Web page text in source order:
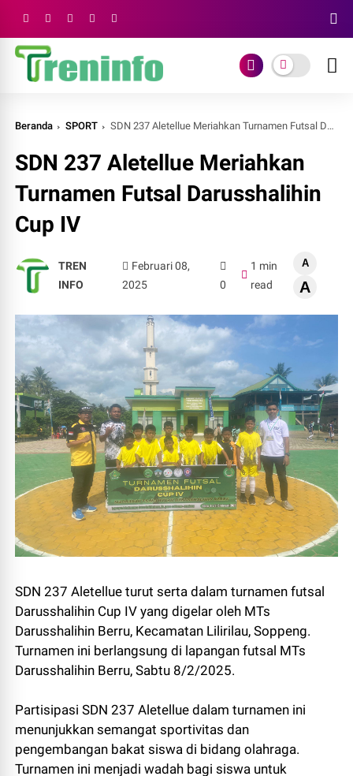
Beranda SPORT SDN 237 Aletellue Meriahkan Turnamen Futsal Darusshalihin Cup IV
SDN 237 Aletellue Meriahkan
Turnamen Futsal Darusshalihin
Cup IV
TREN
INFO
Februari 08,
2025
0
1 min
read
A
A
SDN 237 Aletellue turut serta dalam turnamen futsal
Darusshalihin Cup IV yang digelar oleh MTs
Darusshalihin Berru, Kecamatan Lilirilau, Soppeng.
Turnamen ini berlangsung di lapangan futsal MTs
Darusshalihin Berru, Sabtu 8/2/2025.
Partisipasi SDN 237 Aletellue dalam turnamen ini
menunjukkan semangat sportivitas dan
pengembangan bakat siswa di bidang olahraga.
Turnamen ini menjadi wadah bagi siswa untuk